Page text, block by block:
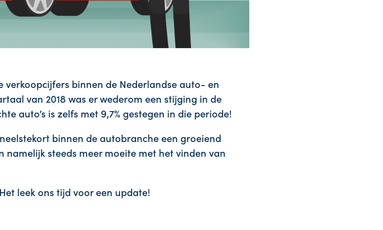
binnen de Nederlandse auto- en
van 2018 was er wederom een stijging in de
auto’s is zelfs met 9,7% gestegen in die periode!
binnen de autobranche een groeiend
namelijk steeds meer moeite met het vinden van
leek ons tijd voor een update!